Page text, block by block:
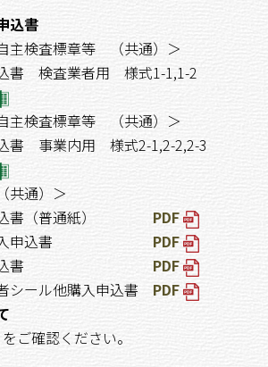
込書
主検査標章等 （共通）＞
込書 検査業者用 様式1-1,1-2
主検査標章等 （共通）＞
書 事業内用 様式2-1,2-2,2-3
共通）＞
込書（普通紙）
PDF
購入申込書
PDF
入申込書 PDF
シール他購入申込書 PDF
をご確認ください。